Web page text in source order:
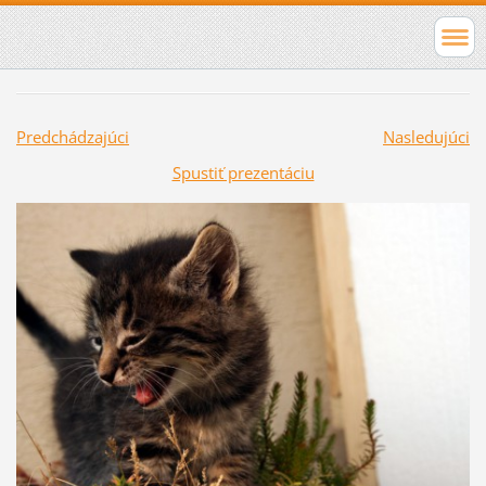
Predchádzajúci
Nasledujúci
Spustiť prezentáciu